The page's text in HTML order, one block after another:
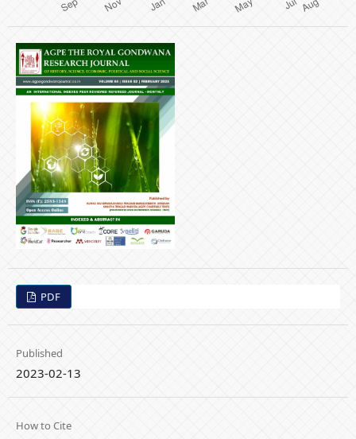
PDF
Published
2023-02-13
How to Cite